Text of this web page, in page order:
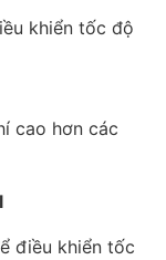
khiển tốc độ
cao hơn các
điều khiển tốc